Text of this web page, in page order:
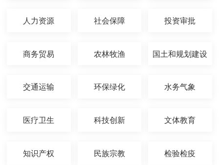
人力资源 社会保障 投资审批
商务贸易 农林牧渔 国土和规划建设
交通运输 环保绿化 水务气象
医疗卫生 科技创新 文体教育
知识产权 民族宗教 检验检疫